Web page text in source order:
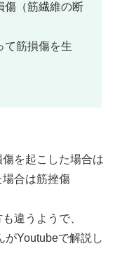
傷（筋繊維の断
て筋損傷を生
を起こした場合は
合は筋挫傷
違うようで、
がYoutubeで解説し